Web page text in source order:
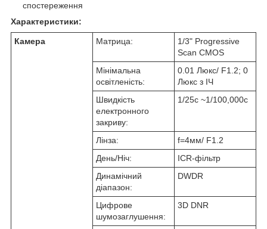
спостереження
Характеристики:
Камера Матрица:
1/3" Progressive
Scan CMOS
Мінімальна
освітленість:
0.01 Люкс/ F1.2; 0
Люкс з ІЧ
Швидкість
електронного
закриву:
1/25с ~1/100,000с
Лінза:
f=4мм/ F1.2
День/Ніч:
ICR-фільтр
Динамічний
діапазон:
DWDR
Цифрове
шумозаглушення:
3D DNR